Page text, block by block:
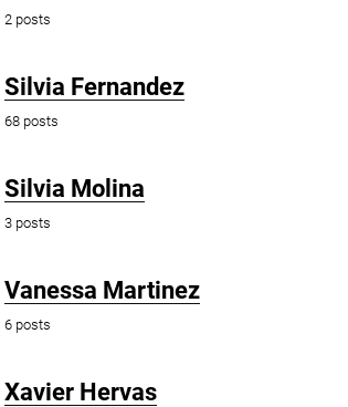
2 posts
Silvia Fernandez
68 posts
Silvia Molina
3 posts
Vanessa Martinez
6 posts
Xavier Hervas